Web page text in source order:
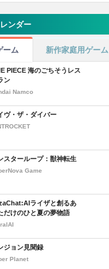
ンダー
ーム 新作家庭用ゲーム
PIECE 海のごちそうレス
ン
Namco
ヴ・ザ・ダイバー
スターループ：獣神転生
Game
ライザと創るあ
だけのひと夏の夢物語
ジョン見聞録
Planet